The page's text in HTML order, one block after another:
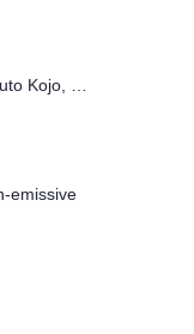
Kojo, …
emissive